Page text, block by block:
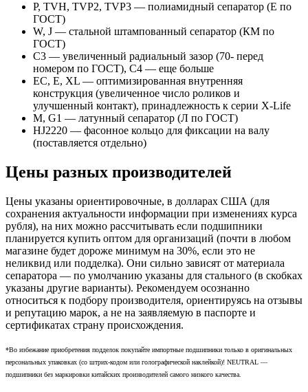
P, TVH, TVP2, TVP3 — полиамидный сепаратор (Е по
ГОСТ)
W, J — стальной штампованный сепаратор (КМ по
ГОСТ)
С3 — увеличенный радиальный зазор (70- перед
номером по ГОСТ), C4 — еще больше
EC, E, XL — оптимизированная внутренняя
конструкция (увеличенное число роликов и
улучшенный контакт), принадлежность к серии X-Life
М, G1 — латунный сепаратор (Л по ГОСТ)
HJ2220 — фасонное кольцо для фиксации на валу
(поставляется отдельно)
Цены разных производителей
Цены указаны ориентировочные, в долларах США (для
сохранения актуальности информации при изменениях курса
рубля), на них можно рассчитывать если подшипники
планируется купить оптом для организаций (почти в любом
магазине будет дороже минимум на 30%, если это не
неликвид или подделка). Они сильно зависят от материала
сепаратора — по умолчанию указаны для стального (в скобках
указаны другие варианты). Рекомендуем осознанно
относиться к подбору производителя, ориентируясь на отзывы
и репутацию марок, а не на заявляемую в паспорте и
сертификатах страну происхождения.
*Во избежание приобретения подделок покупайте импортные подшипники только в оригинальных
персональных упаковках (со штрих-кодом или голографической наклейкой)! NEUTRAL —
подшипники без маркировки китайских производителей самого низкого качества.